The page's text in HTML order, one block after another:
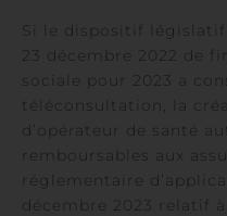
Si le dispositif
23 décembre 2022 de
sociale pour 2023 a
téléconsultation, la
d’opérateur de santé
remboursables aux
réglementaire
décembre 2023 relatif